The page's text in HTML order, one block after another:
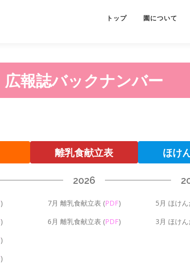
トップ 園について
広報誌バックナンバー
)
)
)
)
離乳食献立表
2026
7月 離乳食献立表 (PDF)
6月 離乳食献立表 (PDF)
ほけ
5月 ほけん
3月 ほけん